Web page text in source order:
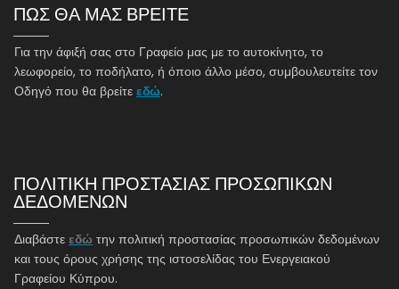
ΠΩΣ ΘΑ ΜΑΣ ΒΡΕΙΤΕ
Για την άφιξή σας στο Γραφείο μας με το αυτοκίνητο, το
λεωφορείο, το ποδήλατο, ή όποιο άλλο μέσο, συμβουλευτείτε τον
Οδηγό που θα βρείτε εδώ.
ΠΟΛΙΤΙΚΗ ΠΡΟΣΤΑΣΙΑΣ ΠΡΟΣΩΠΙΚΩΝ
ΔΕΔΟΜΕΝΩΝ
Διαβάστε εδώ την πολιτική προστασίας προσωπικών δεδομένων
και τους όρους χρήσης της ιστοσελίδας του Ενεργειακού
Γραφείου Κύπρου.